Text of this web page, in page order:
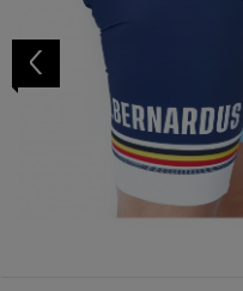
Previous